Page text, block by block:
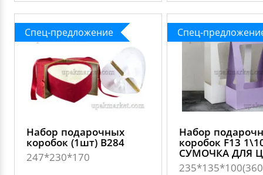
Спец-предложение
Набор подарочных
коробок (1шт) В284
247*230*170
Спец-
Набор
коробок F13
СУМОЧКА ДЛЯ